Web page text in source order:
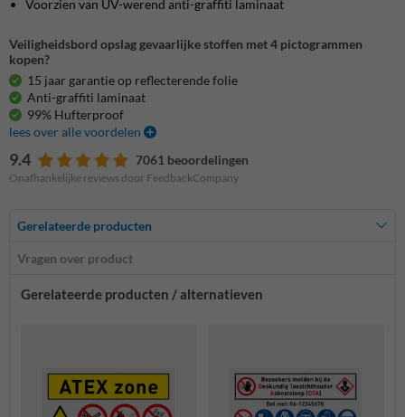
Voorzien van UV-werend anti-graffiti laminaat
Veiligheidsbord opslag gevaarlijke stoffen met 4 pictogrammen
kopen?
15 jaar garantie op reflecterende folie
Anti-graffiti laminaat
99% Hufterproof
lees over alle voordelen
9.4 7061 beoordelingen
Onafhankelijke reviews door FeedbackCompany
Gerelateerde producten
Vragen over product
Gerelateerde producten / alternatieven